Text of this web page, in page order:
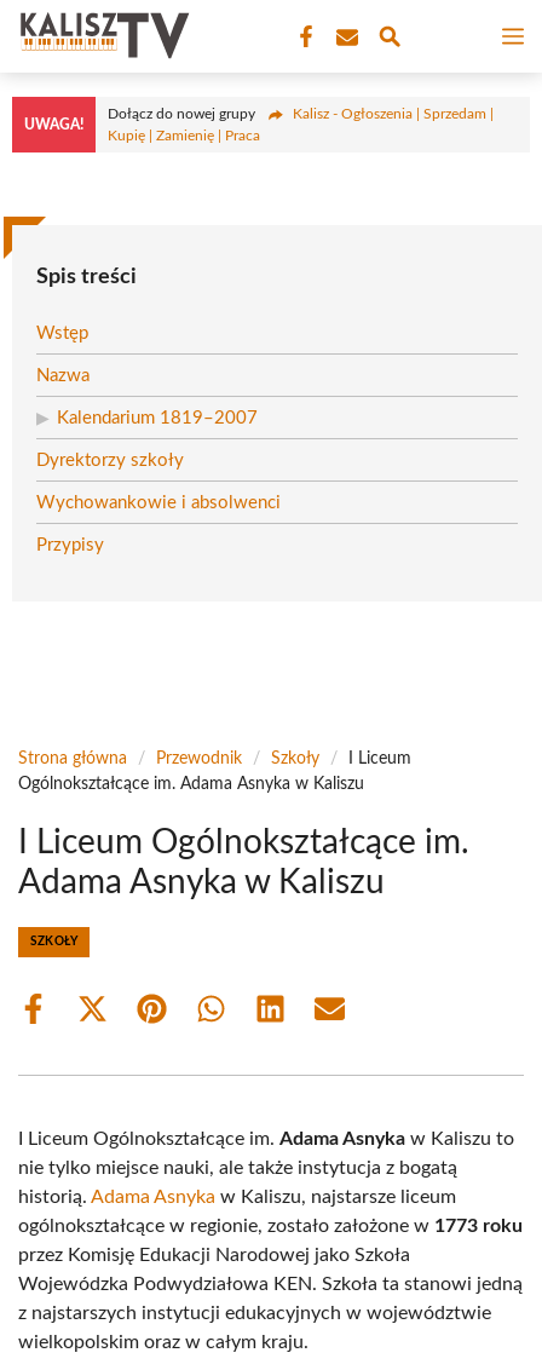
Przejdź
treści
UWAGA!
Dołącz do nowej grupy
Kalisz - Ogłoszenia | Sprzedam |
Kupię | Zamienię | Praca
Spis treści
Wstęp
Nazwa
Kalendarium 1819–2007
Dyrektorzy szkoły
Wychowankowie i absolwenci
Przypisy
Strona główna / Przewodnik / Szkoły /
I Liceum
Ogólnokształcące im. Adama Asnyka w Kaliszu
I Liceum Ogólnokształcące im.
Adama Asnyka w Kaliszu
SZKOŁY
Share
Share
(Twitter)
Share Share Share Share
I Liceum Ogólnokształcące im. Adama Asnyka w Kaliszu to
nie tylko miejsce nauki, ale także instytucja z bogatą
historią. Adama Asnyka w Kaliszu, najstarsze liceum
ogólnokształcące w regionie, zostało założone w 1773 roku
przez Komisję Edukacji Narodowej jako Szkoła
Wojewódzka Podwydziałowa KEN. Szkoła ta stanowi jedną
z najstarszych instytucji edukacyjnych w województwie
wielkopolskim oraz w całym kraju.